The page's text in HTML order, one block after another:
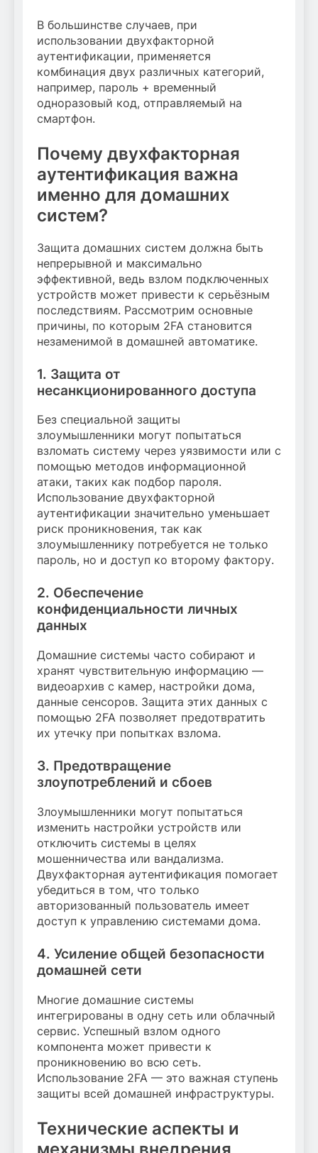
В большинстве случаев, при
использовании двухфакторной
аутентификации, применяется
комбинация двух различных категорий,
например, пароль + временный
одноразовый код, отправляемый на
смартфон.
Почему двухфакторная
аутентификация важна
именно для домашних
систем?
Защита домашних систем должна быть
непрерывной и максимально
эффективной, ведь взлом подключенных
устройств может привести к серьёзным
последствиям. Рассмотрим основные
причины, по которым 2FA становится
незаменимой в домашней автоматике.
1. Защита от
несанкционированного доступа
Без специальной защиты
злоумышленники могут попытаться
взломать систему через уязвимости или с
помощью методов информационной
атаки, таких как подбор пароля.
Использование двухфакторной
аутентификации значительно уменьшает
риск проникновения, так как
злоумышленнику потребуется не только
пароль, но и доступ ко второму фактору.
2. Обеспечение
конфиденциальности личных
данных
Домашние системы часто собирают и
хранят чувствительную информацию —
видеоархив с камер, настройки дома,
данные сенсоров. Защита этих данных с
помощью 2FA позволяет предотвратить
их утечку при попытках взлома.
3. Предотвращение
злоупотреблений и сбоев
Злоумышленники могут попытаться
изменить настройки устройств или
отключить системы в целях
мошенничества или вандализма.
Двухфакторная аутентификация помогает
убедиться в том, что только
авторизованный пользователь имеет
доступ к управлению системами дома.
4. Усиление общей безопасности
домашней сети
Многие домашние системы
интегрированы в одну сеть или облачный
сервис. Успешный взлом одного
компонента может привести к
проникновению во всю сеть.
Использование 2FA — это важная ступень
защиты всей домашней инфраструктуры.
Технические аспекты и
механизмы внедрения